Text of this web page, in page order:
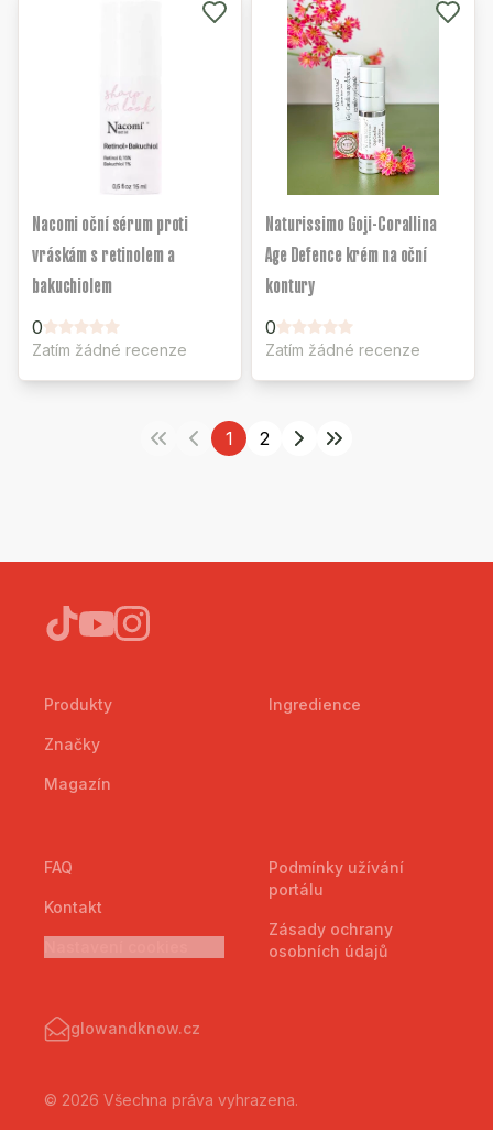
Nacomi oční sérum proti
vráskám s retinolem a
bakuchiolem
0
Zatím žádné recenze
Naturissimo Goji-Corallina
Age Defence krém na oční
kontury
0
Zatím žádné recenze
1 2
Produkty
Značky
Magazín
Ingredience
FAQ
Kontakt
Podmínky užívání
portálu
Zásady ochrany
osobních údajů
glowandknow.cz
© 2026 Všechna práva vyhrazena.